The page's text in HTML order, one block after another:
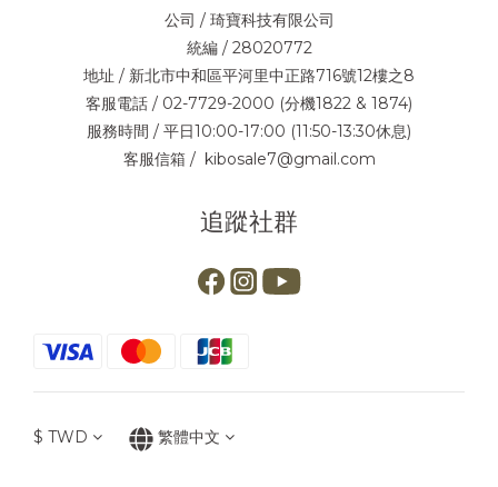
公司 / 琦寶科技有限公司
統編 / 28020772
地址 / 新北市中和區平河里中正路716號12樓之8
客服電話 / 02-7729-2000 (分機1822 & 1874)
服務時間 / 平日10:00-17:00 (11:50-13:30休息)
客服信箱 / kibosale7@gmail.com
追蹤社群
$ TWD 繁體中文